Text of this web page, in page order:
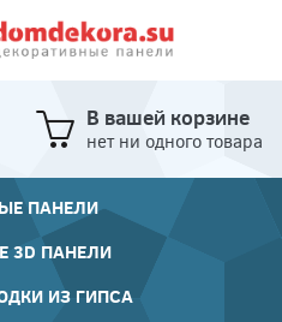
В вашей корзине
нет ни одного товара
ПАНЕЛИ
3D ПАНЕЛИ
ИЗ ГИПСА